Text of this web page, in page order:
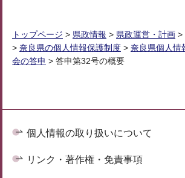
トップページ > 県政情報 > 県政運営・計画 >
> 奈良県の個人情報保護制度 > 奈良県個人情
会の答申 > 答申第32号の概要
個人情報の取り扱いについて
リンク・著作権・免責事項